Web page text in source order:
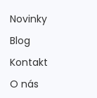
Novinky
Blog
Kontakt
O nás